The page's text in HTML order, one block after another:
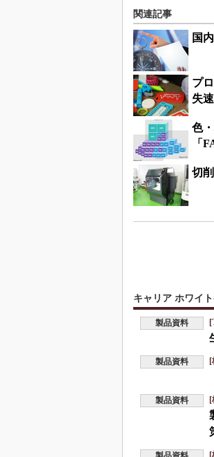
関連記事
国
プ
失
色
「
切
キャリア ホワイ
製品資料
製品資料
製品資料